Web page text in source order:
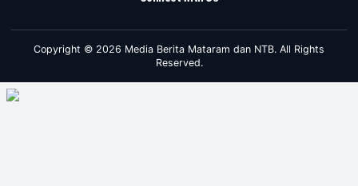
Copyright © 2026 Media Berita Mataram dan NTB. All Rights
Reserved.